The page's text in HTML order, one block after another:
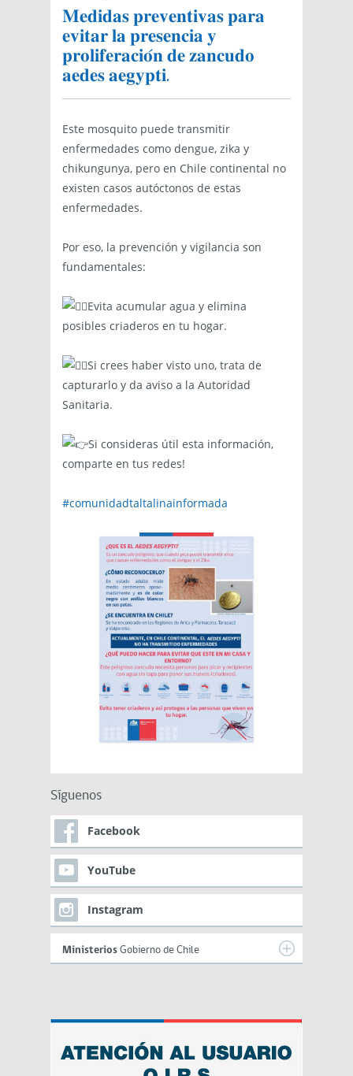
𝐌𝐞𝐝𝐢𝐝𝐚𝐬 𝐩𝐫𝐞𝐯𝐞𝐧𝐭𝐢𝐯𝐚𝐬 𝐩𝐚𝐫𝐚
𝐞𝐯𝐢𝐭𝐚𝐫 𝐥𝐚 𝐩𝐫𝐞𝐬𝐞𝐧𝐜𝐢𝐚 𝐲
𝐩𝐫𝐨𝐥𝐢𝐟𝐞𝐫𝐚𝐜𝐢𝐨́𝐧 𝐝𝐞 𝐳𝐚𝐧𝐜𝐮𝐝𝐨
𝐚𝐞𝐝𝐞𝐬 𝐚𝐞𝐠𝐲𝐩𝐭𝐢.
Este mosquito puede transmitir
enfermedades como dengue, zika y
chikungunya, pero en Chile continental no
existen casos autóctonos de estas
enfermedades.
Por eso, la prevención y vigilancia son
fundamentales:
Evita acumular agua y elimina
posibles criaderos en tu hogar.
Si crees haber visto uno, trata de
capturarlo y da aviso a la Autoridad
Sanitaria.
Si consideras útil esta información,
comparte en tus redes!
#comunidadtaltalinainformada
Síguenos
Facebook
YouTube
Instagram
Ministerios Gobierno de Chile